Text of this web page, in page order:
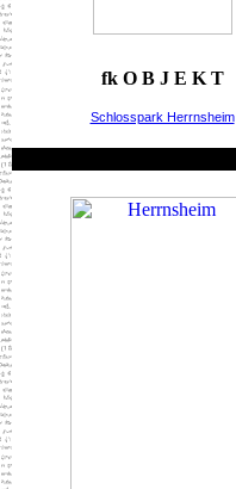
fk O B J E K T
Schlosspark Herrnsheim